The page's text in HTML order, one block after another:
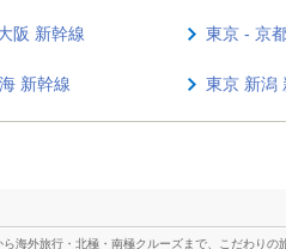
阪 新幹線 東京 - 京
新幹線 東京 新潟
海外旅行・北極・南極クルーズまで、こだわりの